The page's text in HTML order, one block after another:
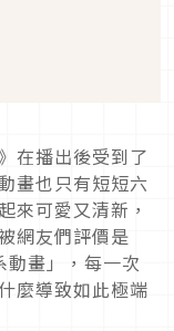
在播出後受到了
畫也只有短短六
來可愛又清新，
網友們評價是
動畫」，每一次
麼導致如此極端